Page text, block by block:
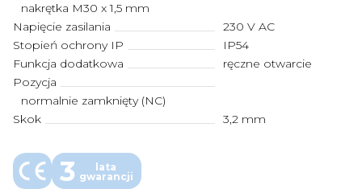
nakrętka M30 x 1,5 mm
Napięcie zasilania
230 V AC
Stopień ochrony IP
IP54
Funkcja dodatkowa
ręczne otwarcie
Pozycja
normalnie zamknięty (NC)
Skok
3,2 mm
3
lata
gwarancji